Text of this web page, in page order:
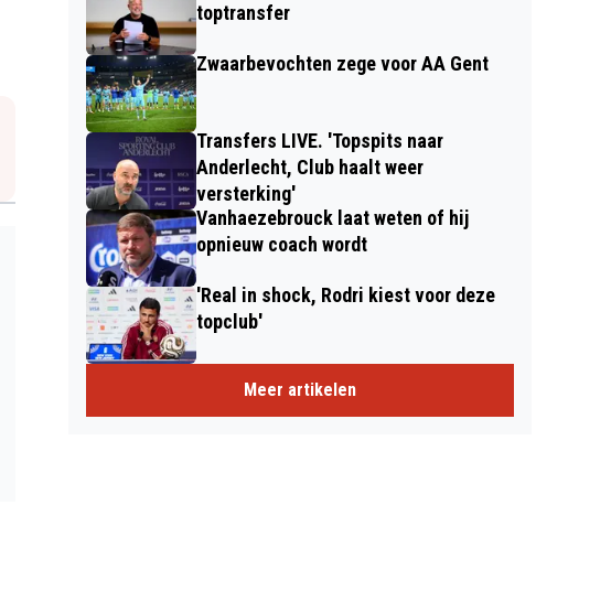
toptransfer
Zwaarbevochten zege voor AA Gent
Transfers LIVE. 'Topspits naar
Anderlecht, Club haalt weer
versterking'
Vanhaezebrouck laat weten of hij
opnieuw coach wordt
'Real in shock, Rodri kiest voor deze
topclub'
Meer artikelen